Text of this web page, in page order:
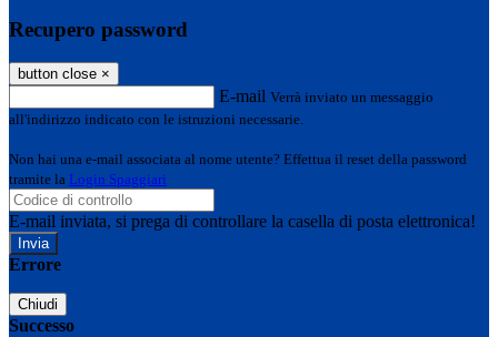
Recupero password
button close ×
E-mail Verrà inviato un messaggio
all'indirizzo indicato con le istruzioni necessarie.
Non hai una e-mail associata al nome utente? Effettua il reset della password
tramite la Login Spaggiari
E-mail inviata, si prega di controllare la casella di posta elettronica!
Errore
Chiudi
Successo